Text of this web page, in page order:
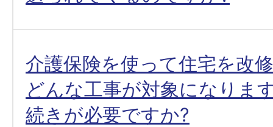
介護保険を使って住宅を改
どんな工事が対象になりま
続きが必要ですか?